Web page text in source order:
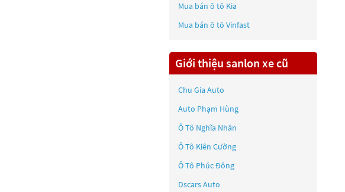
Mua bán ô tô Kia
Mua bán ô tô Vinfast
Giới thiệu sanlon xe cũ
Chu Gia Auto
Auto Phạm Hùng
Ô Tô Nghĩa Nhân
Ô Tô Kiên Cường
Ô Tô Phúc Đông
Dscars Auto